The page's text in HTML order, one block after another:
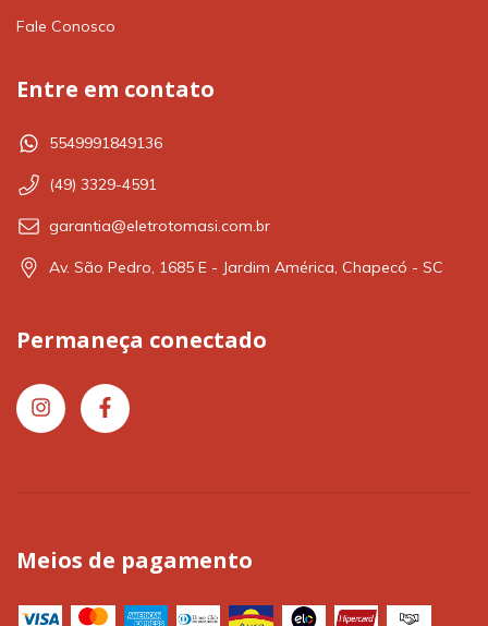
Fale Conosco
Entre em contato
5549991849136
(49) 3329-4591
garantia@eletrotomasi.com.br
Av. São Pedro, 1685 E - Jardim América, Chapecó - SC
Permaneça conectado
Meios de pagamento